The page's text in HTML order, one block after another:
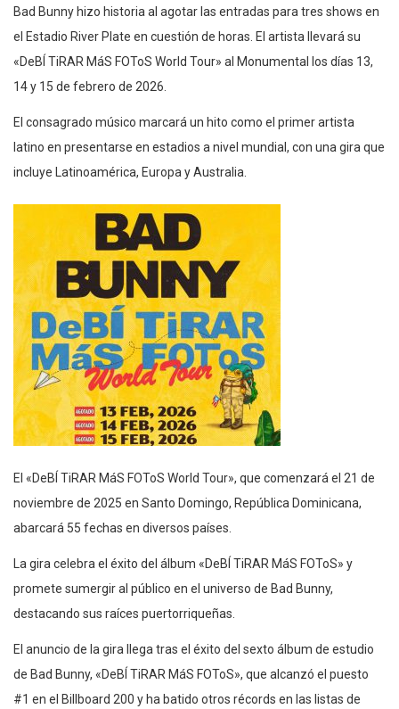
Bad Bunny hizo historia al agotar las entradas para tres shows en
el Estadio River Plate en cuestión de horas. El artista llevará su
«DeBÍ TiRAR MáS FOToS World Tour» al Monumental los días 13,
14 y 15 de febrero de 2026.
El consagrado músico marcará un hito como el primer artista
latino en presentarse en estadios a nivel mundial, con una gira que
incluye Latinoamérica, Europa y Australia.
El «DeBÍ TiRAR MáS FOToS World Tour», que comenzará el 21 de
noviembre de 2025 en Santo Domingo, República Dominicana,
abarcará 55 fechas en diversos países.
La gira celebra el éxito del álbum «DeBÍ TiRAR MáS FOToS» y
promete sumergir al público en el universo de Bad Bunny,
destacando sus raíces puertorriqueñas.
El anuncio de la gira llega tras el éxito del sexto álbum de estudio
de Bad Bunny, «DeBÍ TiRAR MáS FOToS», que alcanzó el puesto
#1 en el Billboard 200 y ha batido otros récords en las listas de